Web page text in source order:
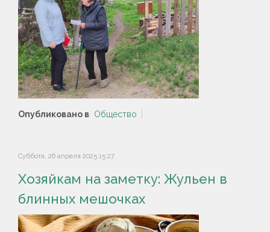
Опубликовано в Общество
Суббота, 26 апреля 2025 15:27
Хозяйкам на заметку: Жульен в
блинных мешочках